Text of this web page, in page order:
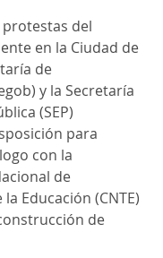
protestas del
en la Ciudad de
de
y la Secretaría
(SEP)
para
con la
de
Educación (CNTE)
de